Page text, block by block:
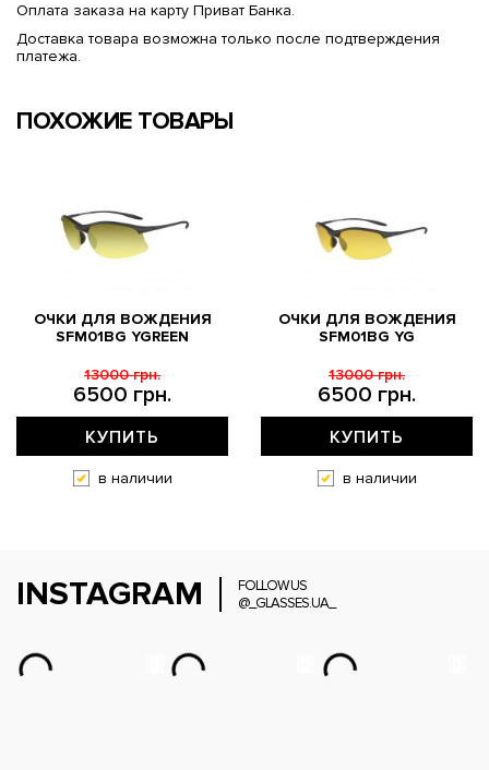
Оплата заказа на карту Приват Банка.
Доставка товара возможна только после подтверждения
платежа.
ПОХОЖИЕ ТОВАРЫ
ОЧКИ ДЛЯ ВОЖДЕНИЯ
SFM01BG YGREEN
6500 грн.
13000 грн.
КУПИТЬ
в наличии
ОЧКИ ДЛЯ ВОЖДЕНИЯ
SFM01BG YG
6500 грн.
13000 грн.
КУПИТЬ
в наличии
INSTAGRAM
FOLLOW US
@_GLASSES.UA_